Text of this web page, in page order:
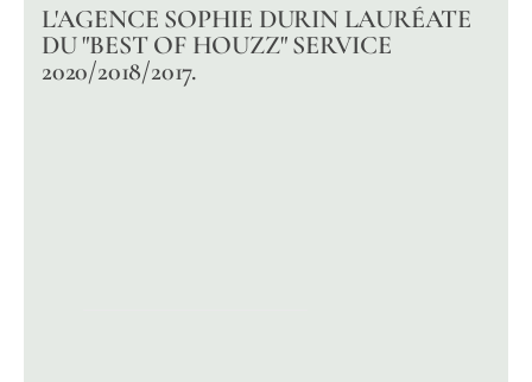
L'AGENCE SOPHIE DURIN LAURÉATE
DU "BEST OF HOUZZ" SERVICE
2020/2018/2017.